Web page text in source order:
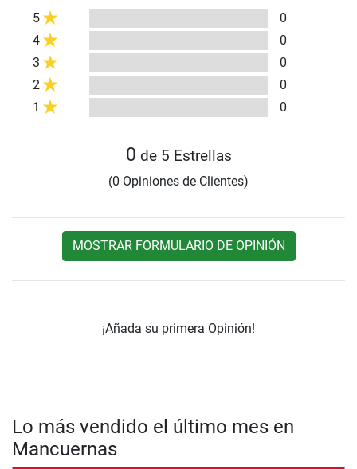
5
0
4
0
3
0
2
0
1
0
0 de 5 Estrellas
(0 Opiniones de Clientes)
MOSTRAR FORMULARIO DE OPINIÓN
¡Añada su primera Opinión!
Lo más vendido el último mes en
Mancuernas